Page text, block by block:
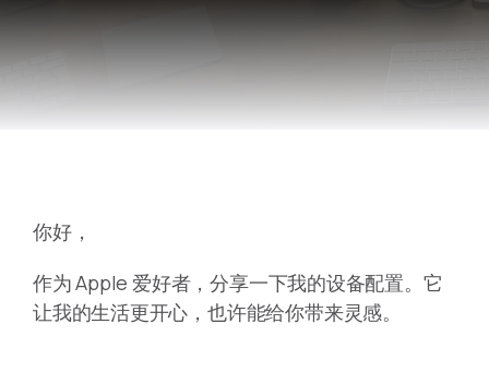
你好，
作为 Apple 爱好者，分享一下我的设备配置。它
让我的生活更开心，也许能给你带来灵感。